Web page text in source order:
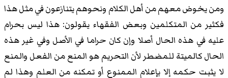
ومن يخوض معهم من أهل الكلام ونحوهم يتنازعون في مثل هذا
فكثير من المتكلمين وبعض الفقهاء يقولون: هذا ليس بحرام
عليه في هذه الحال أصلا وإن كان حراما في الأصل وفي غير هذه
الحال كالميتة للمضطر لأن التحريم هو المنع من الفعل والمنع
لا يثبت حكمه إلا بإعلام الممنوع أو تمكنه من العلم وهذا لم